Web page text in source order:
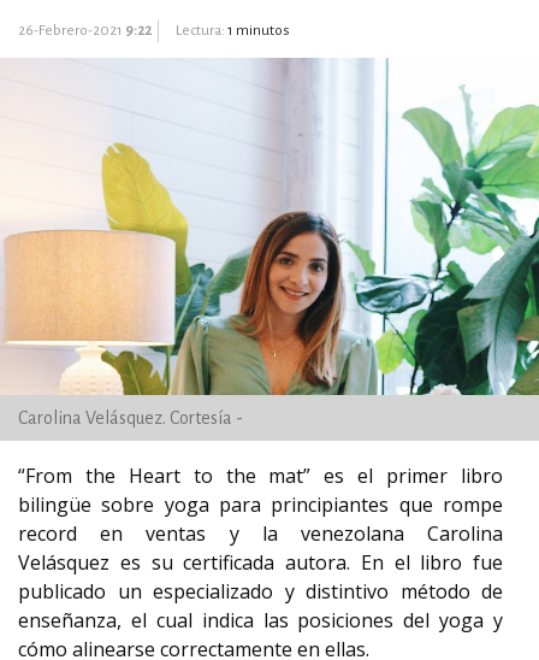
26-Febrero-2021 9:22 Lectura: 1 minutos
Carolina Velásquez. Cortesía -
“From the Heart to the mat” es el primer libro
bilingüe sobre yoga para principiantes que rompe
record en ventas y la venezolana Carolina
Velásquez es su certificada autora. En el libro fue
publicado un especializado y distintivo método de
enseñanza, el cual indica las posiciones del yoga y
cómo alinearse correctamente en ellas.